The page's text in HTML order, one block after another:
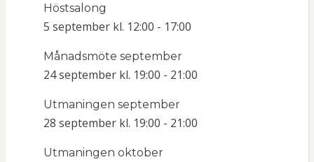
Höstsalong
5 september kl. 12:00 - 17:00
Månadsmöte september
24 september kl. 19:00 - 21:00
Utmaningen september
28 september kl. 19:00 - 21:00
Utmaningen oktober